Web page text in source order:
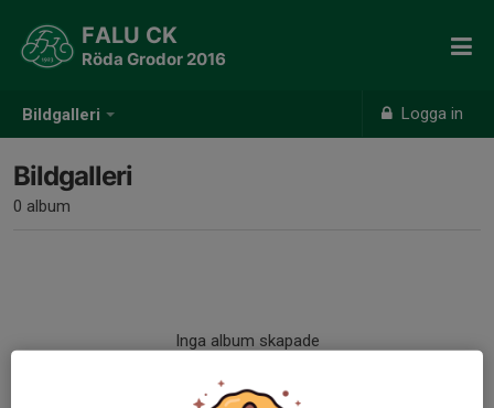
Bildgalleri Logga in
FALU CK
Röda Grodor 2016
Bildgalleri
0 album
Inga album skapade